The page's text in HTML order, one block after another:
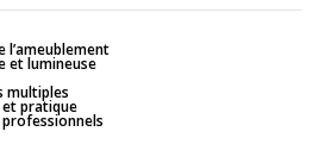
l’ameublement
et lumineuse
multiples
et pratique